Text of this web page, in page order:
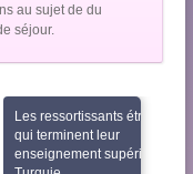
au sujet de du
séjour.
Les ressortissants étrangers
qui terminent leur
enseignement supérieur en